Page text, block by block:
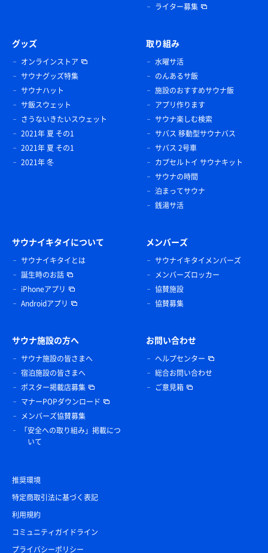
ライター募集
グッズ
オンラインストア
サウナグッズ特集
サウナハット
サ飯スウェット
さうないきたいスウェット
2021年 夏 その1
2021年 夏 その1
2021年 冬
取り組み
水曜サ活
のんあるサ飯
施設のおすすめサウナ飯
アプリ作ります
サウナ楽しむ検索
サバス 移動型サウナバス
サバス 2号車
カプセルトイ サウナキット
サウナの時間
泊まってサウナ
銭湯サ活
サウナイキタイについて
サウナイキタイとは
誕生時のお話
iPhoneアプリ
Androidアプリ
メンバーズ
サウナイキタイメンバーズ
メンバーズロッカー
協賛施設
協賛募集
サウナ施設の方へ
サウナ施設の皆さまへ
宿泊施設の皆さまへ
ポスター掲載店募集
マナーPOPダウンロード
メンバーズ協賛募集
「安全への取り組み」掲載につ
いて
お問い合わせ
ヘルプセンター
総合お問い合わせ
ご意見箱
推奨環境
特定商取引法に基づく表記
利用規約
コミュニティガイドライン
プライバシーポリシー